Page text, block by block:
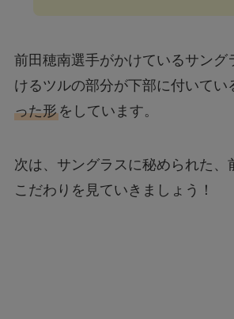
前田穂南選手がかけているサング
けるツルの部分が下部に付いてい
った形をしています。
次は、サングラスに秘められた、
こだわりを見ていきましょう！